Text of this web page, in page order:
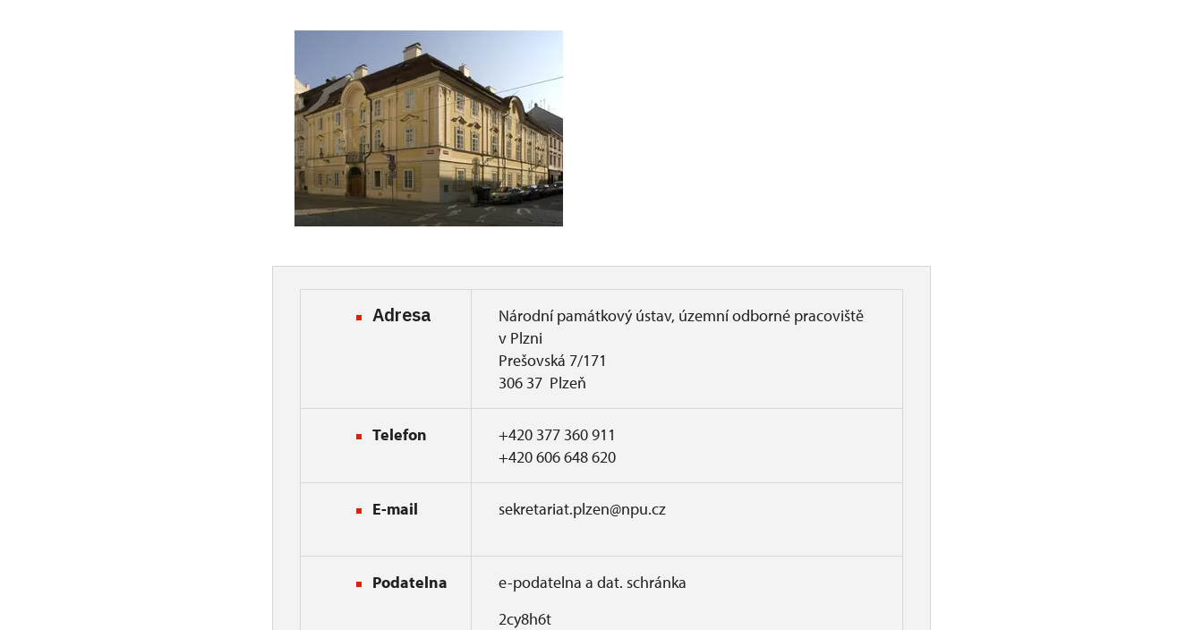
Adresa
Národní památkový ústav, územní odborné pracoviště
v Plzni
Prešovská 7/171
306 37 Plzeň
Telefon
+420 377 360 911
+420 606 648 620
E-mail sekretariat.plzen@npu.cz
Podatelna
e-podatelna a dat. schránka
2cy8h6t